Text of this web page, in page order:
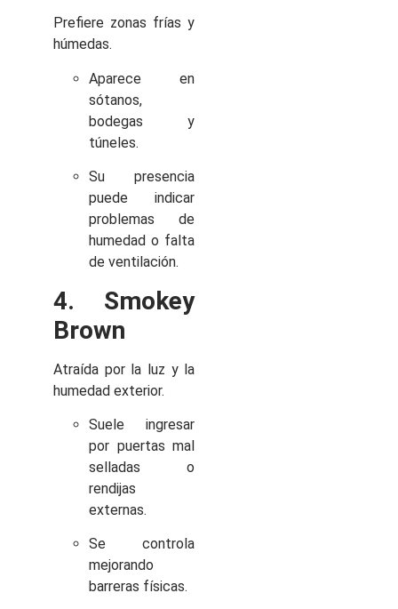
Prefiere zonas frías y
húmedas.
Aparece en
sótanos,
bodegas y
túneles.
Su presencia
puede indicar
problemas de
humedad o falta
de ventilación.
4. Smokey
Brown
Atraída por la luz y la
humedad exterior.
Suele ingresar
por puertas mal
selladas o
rendijas
externas.
Se controla
mejorando
barreras físicas.